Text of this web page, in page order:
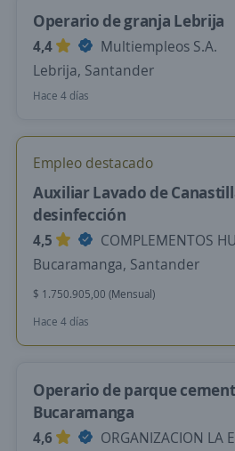
Operario de granja Lebrija
4,4
Multiempleos S.A.
Lebrija, Santander
Hace 4 días
Empleo destacado
Auxiliar Lavado de
desinfección
4,5
COMPLEMENTOS
Bucaramanga, Santander
$ 1.750.905,00 (Mensual)
Hace 4 días
Operario de parque
Bucaramanga
4,6
ORGANIZACION LA